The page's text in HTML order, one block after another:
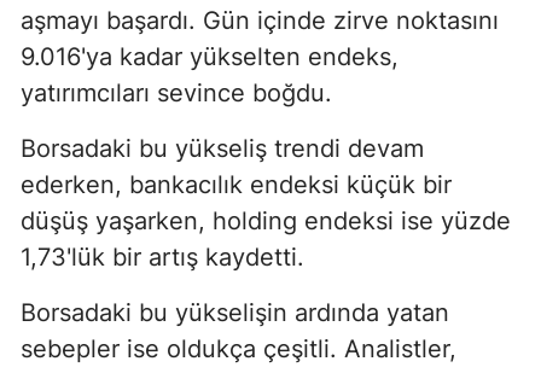
aşmayı başardı. Gün içinde zirve noktasını
9.016'ya kadar yükselten endeks,
yatırımcıları sevince boğdu.
Borsadaki bu yükseliş trendi devam
ederken, bankacılık endeksi küçük bir
düşüş yaşarken, holding endeksi ise yüzde
1,73'lük bir artış kaydetti.
Borsadaki bu yükselişin ardında yatan
sebepler ise oldukça çeşitli. Analistler,